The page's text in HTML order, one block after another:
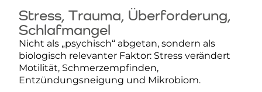
Stress, Trauma, Überforderung,
Schlafmangel
Nicht als „psychisch“ abgetan, sondern als
biologisch relevanter Faktor: Stress verändert
Motilität, Schmerzempfinden,
Entzündungsneigung und Mikrobiom.